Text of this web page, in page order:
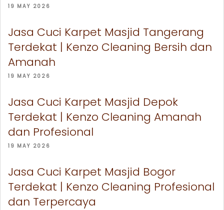
19 MAY 2026
Jasa Cuci Karpet Masjid Tangerang
Terdekat | Kenzo Cleaning Bersih dan
Amanah
19 MAY 2026
Jasa Cuci Karpet Masjid Depok
Terdekat | Kenzo Cleaning Amanah
dan Profesional
19 MAY 2026
Jasa Cuci Karpet Masjid Bogor
Terdekat | Kenzo Cleaning Profesional
dan Terpercaya